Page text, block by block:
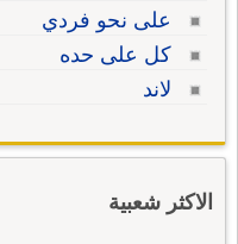
على نحو فردي
كل على حده
لاند
الاكثر شعبية